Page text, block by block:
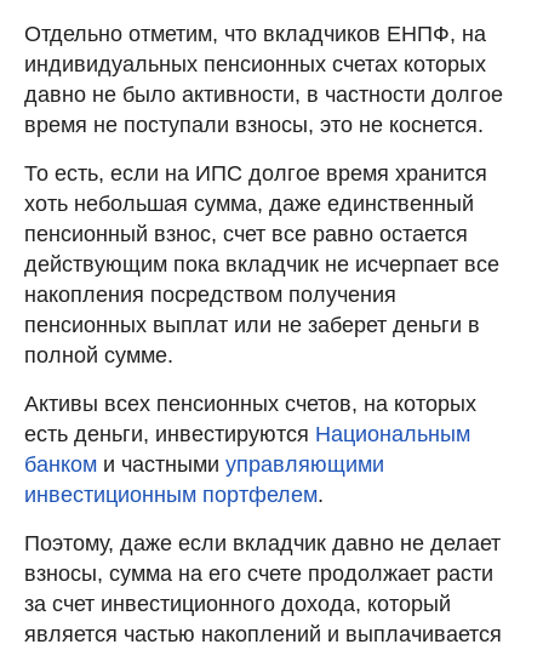
Отдельно отметим, что вкладчиков ЕНПФ, на
индивидуальных пенсионных счетах которых
давно не было активности, в частности долгое
время не поступали взносы, это не коснется.
То есть, если на ИПС долгое время хранится
хоть небольшая сумма, даже единственный
пенсионный взнос, счет все равно остается
действующим пока вкладчик не исчерпает все
накопления посредством получения
пенсионных выплат или не заберет деньги в
полной сумме.
Активы всех пенсионных счетов, на которых
есть деньги, инвестируются Национальным
банком и частными управляющими
инвестиционным портфелем.
Поэтому, даже если вкладчик давно не делает
взносы, сумма на его счете продолжает расти
за счет инвестиционного дохода, который
является частью накоплений и выплачивается